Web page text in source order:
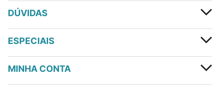
DÚVIDAS
ESPECIAIS
MINHA CONTA